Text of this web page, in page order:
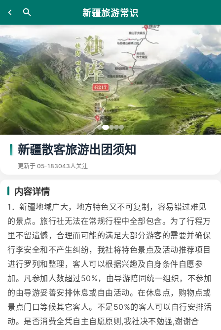
新疆旅游常识
新疆散客旅游出团须知
更新于 05-183043人关注
内容详情
1．新疆地域广大，地方特色又不可复制，容易错过难见
的景点。旅行社无法在常规行程中全部包含。为了行程万
里不留遗憾，合理而可能的满足大部分游客的需要并确保
行李安全和不产生纠纷，我社将特色景点及活动推荐项目
进行罗列和整理，客人可以根据兴趣及自身条件自愿参
加。凡参加人数超过50%，由导游陪同统一组织，不参加
的由导游妥善安排休息或自由活动。在休息点，购物点或
景点门口等候其它客人。不足50%的客人可以自行安排活
动。是否消费全凭自主自愿原则,我社决不勉强,谢谢合